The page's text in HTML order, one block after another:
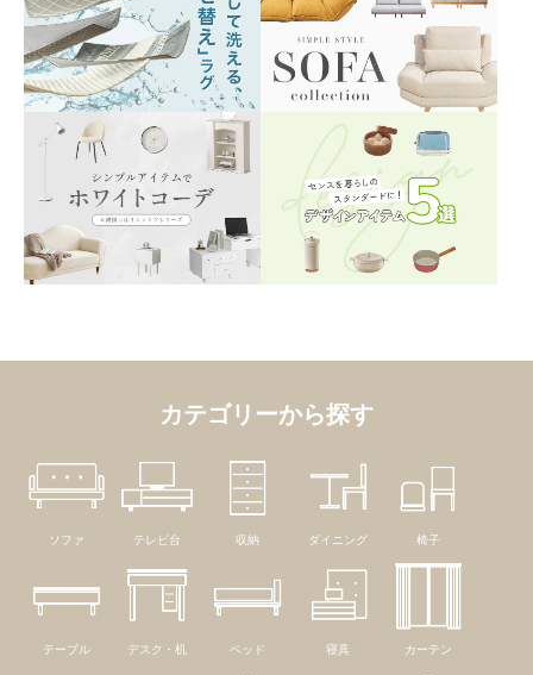
カテゴリーから探す
ソファ テレビ台 収納 ダイニング 椅子
テーブル デスク・机 ベッド 寝具 カーテン